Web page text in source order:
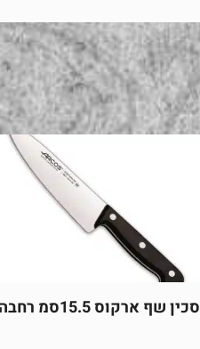
סכין שף ארקוס 15.5סמ רחבה